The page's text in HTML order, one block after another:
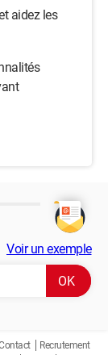
aidez les
Voir un exemple
Recrutement